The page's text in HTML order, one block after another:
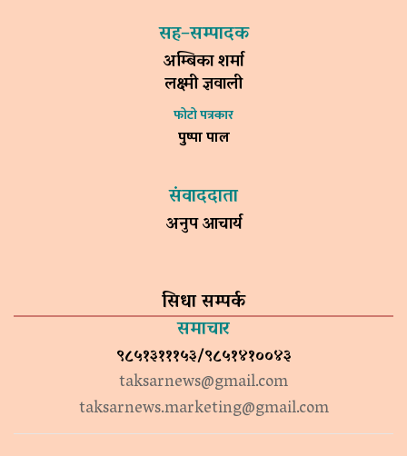
सह–सम्पादक
अम्बिका शर्मा
लक्ष्मी ज्ञवाली
फोटो पत्रकार
पुष्पा पाल
संवाददाता
अनुप आचार्य
सिधा सम्पर्क
समाचार
९८५१३१११५३/९८५१४१००४३
taksarnews@gmail.com
taksarnews.marketing@gmail.com